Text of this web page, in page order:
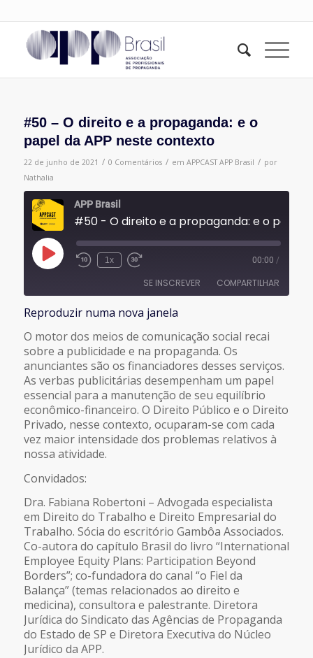
#50 – O direito e a propaganda: e o
papel da APP neste contexto
22 de junho de 2021 / 0 Comentários / em APPCAST APP Brasil / por
Nathalia
APP Brasil
Reproduzir
episódio
1x 00:00 /
SE INSCREVER COMPARTILHAR
FEED RSS
LINK
INCORPORAR
Reproduzir numa nova janela
O motor dos meios de comunicação social recai
sobre a publicidade e na propaganda. Os
anunciantes são os financiadores desses serviços.
As verbas publicitárias desempenham um papel
essencial para a manutenção de seu equilíbrio
econômico-financeiro. O Direito Público e o Direito
Privado, nesse contexto, ocuparam-se com cada
vez maior intensidade dos problemas relativos à
nossa atividade.
Convidados:
Dra. Fabiana Robertoni – Advogada especialista
em Direito do Trabalho e Direito Empresarial do
Trabalho. Sócia do escritório Gambôa Associados.
Co-autora do capítulo Brasil do livro “International
Employee Equity Plans: Participation Beyond
Borders”; co-fundadora do canal “o Fiel da
Balança” (temas relacionados ao direito e
medicina), consultora e palestrante. Diretora
Jurídica do Sindicato das Agências de Propaganda
do Estado de SP e Diretora Executiva do Núcleo
Jurídico da APP.